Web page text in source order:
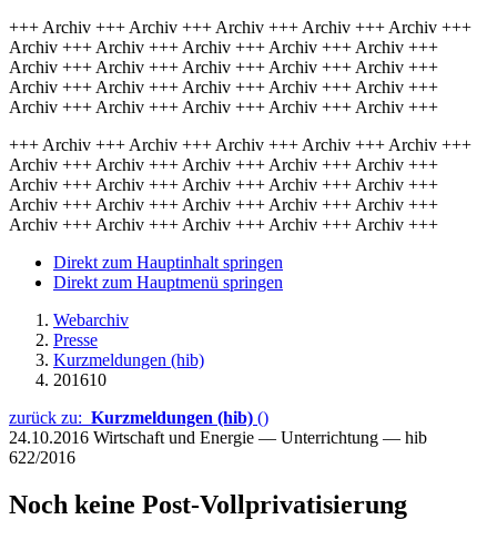
+++ Archiv +++ Archiv +++ Archiv +++ Archiv +++ Archiv +++
Archiv +++ Archiv +++ Archiv +++ Archiv +++ Archiv +++
Archiv +++ Archiv +++ Archiv +++ Archiv +++ Archiv +++
Archiv +++ Archiv +++ Archiv +++ Archiv +++ Archiv +++
Archiv +++ Archiv +++ Archiv +++ Archiv +++ Archiv +++
+++ Archiv +++ Archiv +++ Archiv +++ Archiv +++ Archiv +++
Archiv +++ Archiv +++ Archiv +++ Archiv +++ Archiv +++
Archiv +++ Archiv +++ Archiv +++ Archiv +++ Archiv +++
Archiv +++ Archiv +++ Archiv +++ Archiv +++ Archiv +++
Archiv +++ Archiv +++ Archiv +++ Archiv +++ Archiv +++
Direkt zum Hauptinhalt springen
Direkt zum Hauptmenü springen
Webarchiv
Presse
Kurzmeldungen (hib)
201610
zurück zu: Kurzmeldungen (hib) ()
24.10.2016 Wirtschaft und Energie — Unterrichtung — hib
622/2016
Noch keine Post-Vollprivatisierung